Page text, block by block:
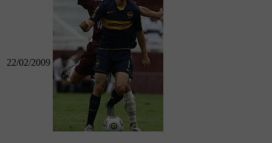
22/02/2009